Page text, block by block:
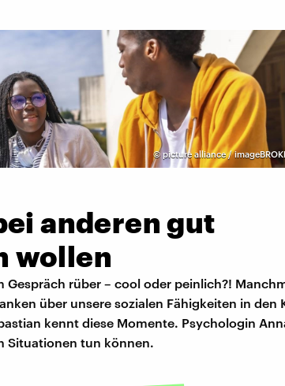
© picture alliance /
anderen gut
wollen
Gespräch rüber – cool oder peinlich?!
über unsere sozialen Fähigkeiten in den
kennt diese Momente. Psychologin
Situationen tun können.